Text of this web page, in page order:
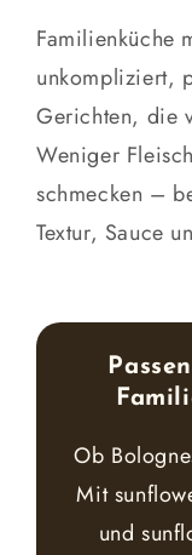
Familienküche
unkompliziert,
Gerichten, die
Weniger
schmecken –
Textur, Sauce
Ob
Mit
und